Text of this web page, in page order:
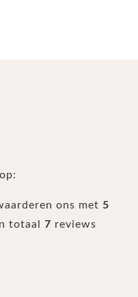
ons met 5
totaal 7 reviews